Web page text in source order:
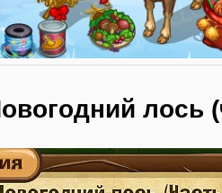
лось